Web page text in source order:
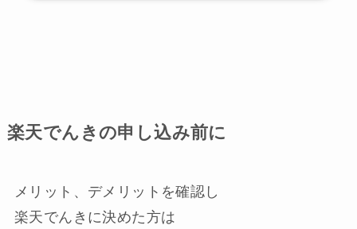
楽天でんきの申し込み前に
メリット、デメリットを確認し
楽天でんきに決めた方は